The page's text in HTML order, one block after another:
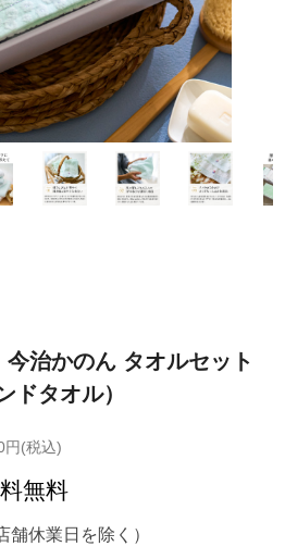
治かのん タオルセット
ドタオル）
円(税込)
無料
休業日を除く）